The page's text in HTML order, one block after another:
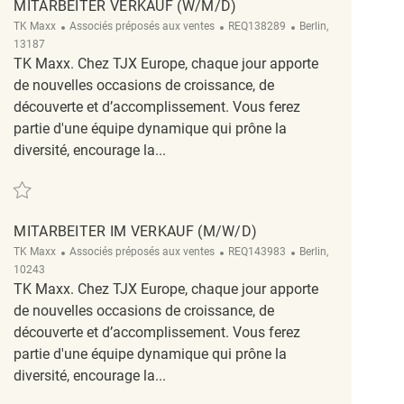
MITARBEITER VERKAUF (W/M/D)
TK Maxx Catégorie
Associés préposés aux ventes ReqId
REQ138289 Emplacement
Berlin,
13187
TK Maxx. Chez TJX Europe, chaque jour apporte
de nouvelles occasions de croissance, de
découverte et d’accomplissement. Vous ferez
partie d'une équipe dynamique qui prône la
diversité, encourage la...
Sauvegarder Mitarbeiter Verkauf (w/m/d) REQ138289
MITARBEITER IM VERKAUF (M/W/D)
TK Maxx Catégorie
Associés préposés aux ventes ReqId
REQ143983 Emplacement
Berlin,
10243
TK Maxx. Chez TJX Europe, chaque jour apporte
de nouvelles occasions de croissance, de
découverte et d’accomplissement. Vous ferez
partie d'une équipe dynamique qui prône la
diversité, encourage la...